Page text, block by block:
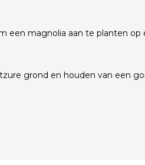
een magnolia aan te planten
grond en houden van een